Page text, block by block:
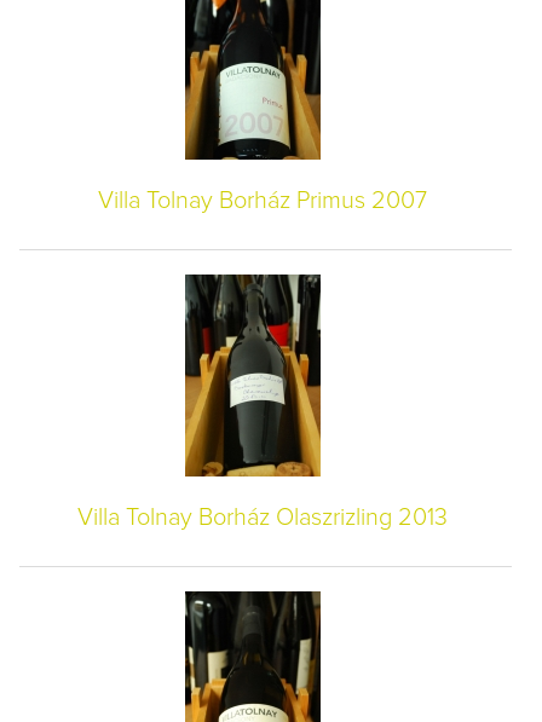
Villa Tolnay Borház Primus 2007
Villa Tolnay Borház Olaszrizling 2013